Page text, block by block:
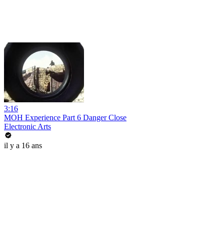
3:16
MOH Experience Part 6 Danger Close
Electronic Arts
il y a 16 ans